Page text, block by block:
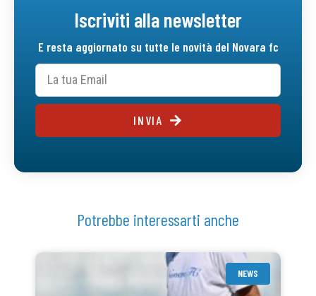
Iscriviti alla newsletter
E resta aggiornato su tutte le novità del Novara fc
INVIA
Potrebbe interessarti anche
NEWS